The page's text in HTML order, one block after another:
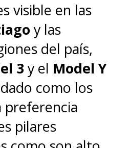
visible en las
y las
del país,
3 y el Model Y
como los
preferencia
pilares